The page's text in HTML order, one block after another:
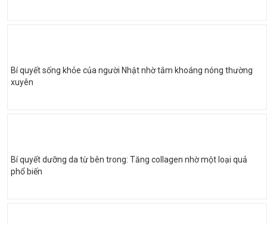
Bí quyết sống khỏe của người Nhật nhờ tắm khoáng nóng thường
xuyên
Bí quyết dưỡng da từ bên trong: Tăng collagen nhờ một loại quả
phổ biến